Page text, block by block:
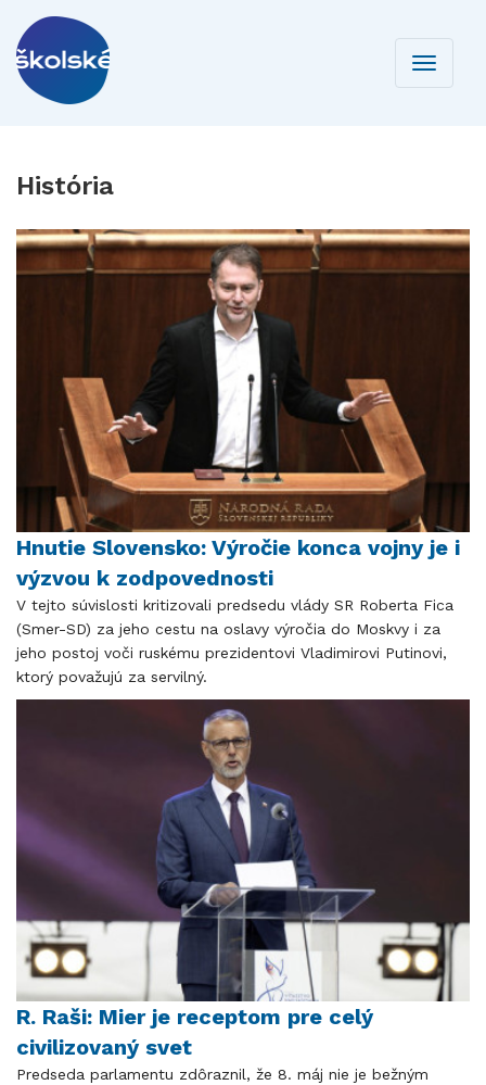
Toggle
História
Hnutie Slovensko: Výročie konca vojny je i
výzvou k zodpovednosti
V tejto súvislosti kritizovali predsedu vlády SR Roberta Fica
(Smer-SD) za jeho cestu na oslavy výročia do Moskvy i za
jeho postoj voči ruskému prezidentovi Vladimirovi Putinovi,
ktorý považujú za servilný.
R. Raši: Mier je receptom pre celý
civilizovaný svet
Predseda parlamentu zdôraznil, že 8. máj nie je bežným